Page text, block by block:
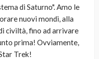
di Saturno". Amo le
nuovi mondi, alla
civiltà, fino ad arrivare
prima! Ovviamente,
Trek!